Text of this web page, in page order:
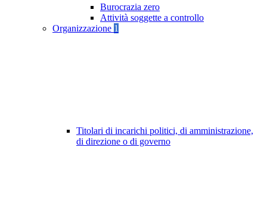
Burocrazia zero
Attività soggette a controllo
Organizzazione 1
Titolari di incarichi politici, di amministrazione,
di direzione o di governo